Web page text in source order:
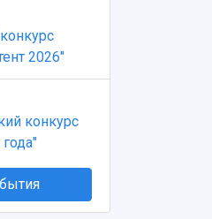
2026"
конкурс